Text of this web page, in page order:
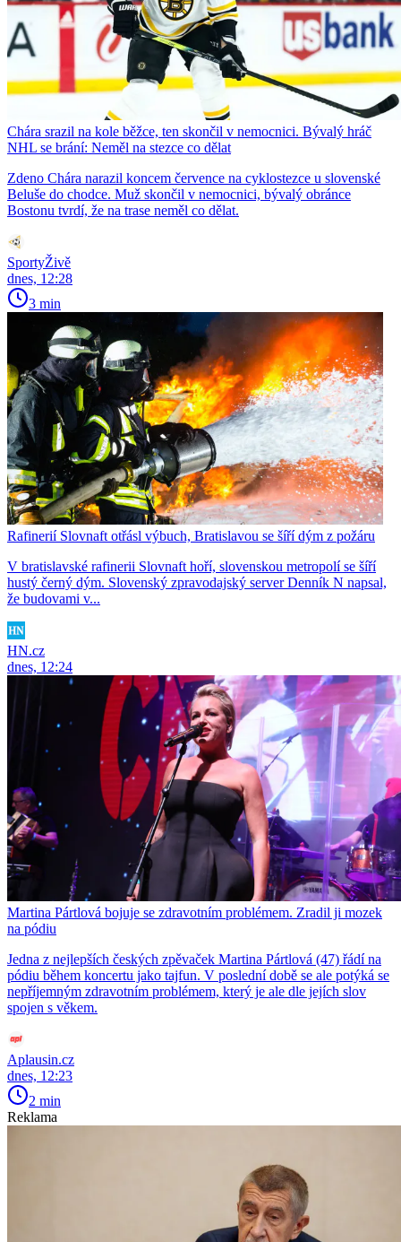
Chára srazil na kole běžce, ten skončil v nemocnici. Bývalý hráč
NHL se brání: Neměl na stezce co dělat
Zdeno Chára narazil koncem července na cyklostezce u slovenské
Beluše do chodce. Muž skončil v nemocnici, bývalý obránce
Bostonu tvrdí, že na trase neměl co dělat.
SportyŽivě
dnes, 12:28
3 min
Rafinerií Slovnaft otřásl výbuch, Bratislavou se šíří dým z požáru
V bratislavské rafinerii Slovnaft hoří, slovenskou metropolí se šíří
hustý černý dým. Slovenský zpravodajský server Denník N napsal,
že budovami v...
HN.cz
dnes, 12:24
Martina Pártlová bojuje se zdravotním problémem. Zradil ji mozek
na pódiu
Jedna z nejlepších českých zpěvaček Martina Pártlová (47) řádí na
pódiu během koncertu jako tajfun. V poslední době se ale potýká se
nepříjemným zdravotním problémem, který je ale dle jejích slov
spojen s věkem.
Aplausin.cz
dnes, 12:23
2 min
Reklama